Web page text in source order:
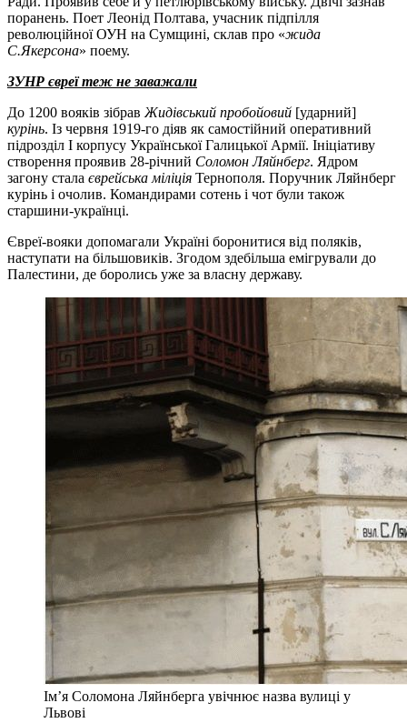
поранень. Поет Леонід Полтава, учасник підпілля
революційної ОУН на Сумщині, склав про «жида
С.Якерсона» поему.
ЗУНР євреї теж не заважали
До 1200 вояків зібрав Жидівський пробойовий [ударний]
курінь. Із червня 1919-го діяв як самостійний оперативний
підрозділ І корпусу Української Галицької Армії. Ініціативу
створення проявив 28-річний Соломон Ляйнберг. Ядром
загону стала єврейська міліція Тернополя. Поручник Ляйнберг
курінь і очолив. Командирами сотень і чот були також
старшини-українці.
Євреї-вояки допомагали Україні боронитися від поляків,
наступати на більшовиків. Згодом здебільша емігрували до
Палестини, де боролись уже за власну державу.
Ім’я Соломона Ляйнберга увічнює назва вулиці у
Львові